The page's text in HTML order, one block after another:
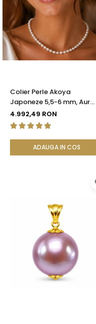
Colier Perle Akoya
Japoneze 5,5-6 mm, Aur
Galben 14K cu Închizătoare
Filigranată | KASKADDA®
4.992,49 RON
ADAUGA IN COS